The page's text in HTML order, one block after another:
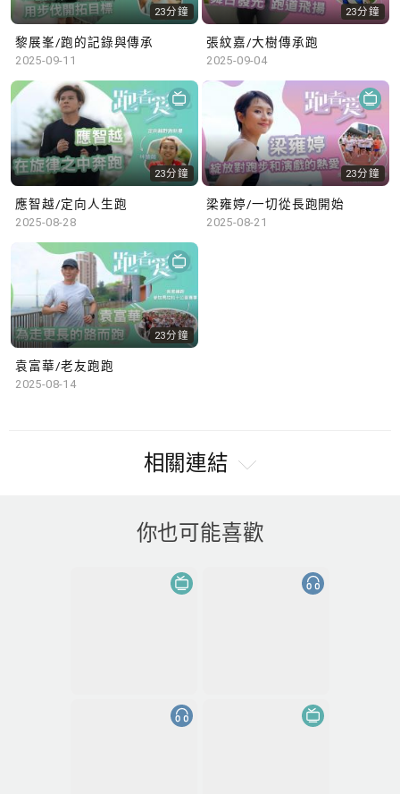
23分鐘
黎展峯/跑的記錄與傳承
2025-09-11
23分鐘
張紋嘉/大樹傳承跑
2025-09-04
23分鐘
應智越/定向人生跑
2025-08-28
23分鐘
梁雍婷/一切從長跑開始
2025-08-21
23分鐘
袁富華/老友跑跑
2025-08-14
相關連結
你也可能喜歡